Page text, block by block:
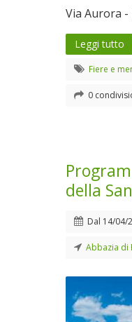
Via Aurora -
Leggi tutto
Fiere e
0
della
Dal 14/04/
Abbazia di